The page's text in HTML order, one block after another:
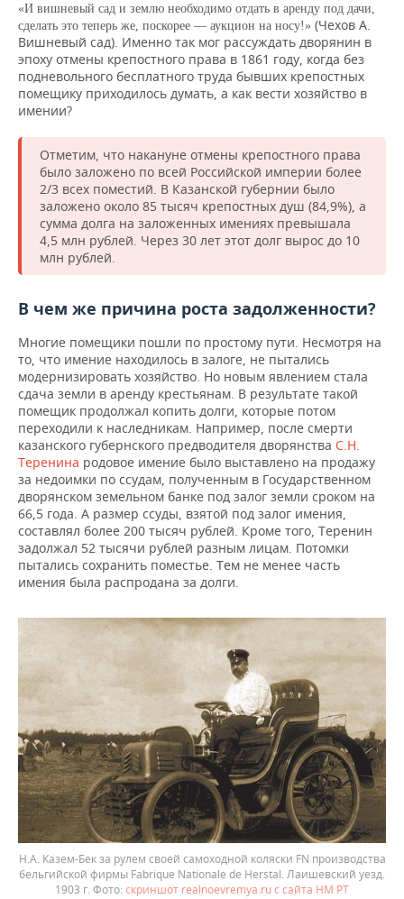
«И вишневый сад и землю необходимо отдать в аренду под дачи,
сделать это теперь же, поскорее — аукцион на носу!» (Чехов А.
Вишневый сад). Именно так мог рассуждать дворянин в
эпоху отмены крепостного права в 1861 году, когда без
подневольного бесплатного труда бывших крепостных
помещику приходилось думать, а как вести хозяйство в
имении?
Отметим, что накануне отмены крепостного права
было заложено по всей Российской империи более
2/3 всех поместий. В Казанской губернии было
заложено около 85 тысяч крепостных душ (84,9%), а
сумма долга на заложенных имениях превышала
4,5 млн рублей. Через 30 лет этот долг вырос до 10
млн рублей.
В чем же причина роста задолженности?
Многие помещики пошли по простому пути. Несмотря на
то, что имение находилось в залоге, не пытались
модернизировать хозяйство. Но новым явлением стала
сдача земли в аренду крестьянам. В результате такой
помещик продолжал копить долги, которые потом
переходили к наследникам. Например, после смерти
казанского губернского предводителя дворянства С.Н.
Теренина родовое имение было выставлено на продажу
за недоимки по ссудам, полученным в Государственном
дворянском земельном банке под залог земли сроком на
66,5 года. А размер ссуды, взятой под залог имения,
составлял более 200 тысяч рублей. Кроме того, Теренин
задолжал 52 тысячи рублей разным лицам. Потомки
пытались сохранить поместье. Тем не менее часть
имения была распродана за долги.
Н.А. Казем-Бек за рулем своей самоходной коляски FN производства
бельгийской фирмы Fabrique Nationale de Herstal. Лаишевский уезд.
1903 г.
скриншот realnoevremya.ru с сайта НМ РТ